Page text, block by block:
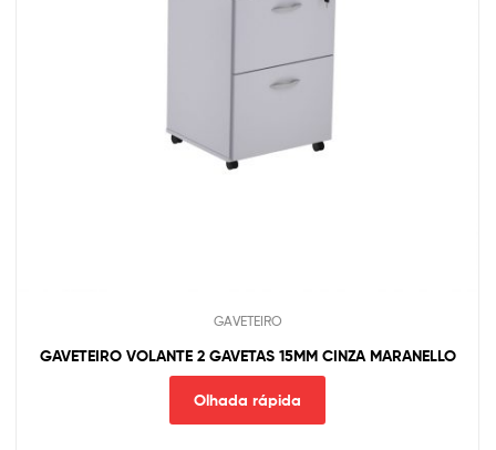
GAVETEIRO
GAVETEIRO VOLANTE 2 GAVETAS 15MM CINZA MARANELLO
Olhada rápida